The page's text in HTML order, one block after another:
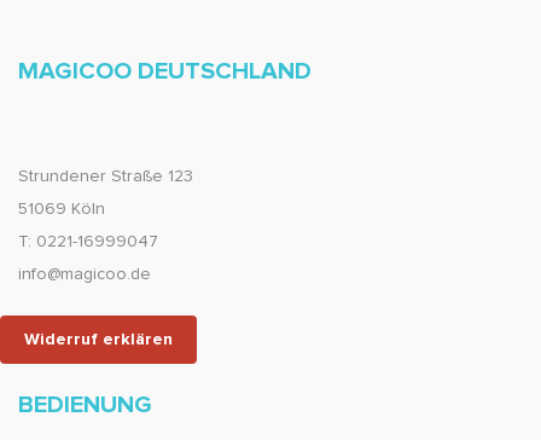
MAGICOO DEUTSCHLAND
Strundener Straße 123
51069 Köln
T: 0221-16999047
info@magicoo.de
Widerruf erklären
BEDIENUNG